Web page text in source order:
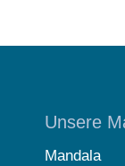
Unsere
Mandala